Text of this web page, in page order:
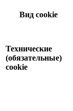
Вид cookie
Технические
(обязательные)
cookie